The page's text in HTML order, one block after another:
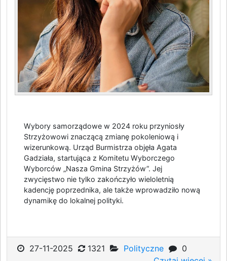
Wybory samorządowe w 2024 roku przyniosły
Strzyżowowi znaczącą zmianę pokoleniową i
wizerunkową. Urząd Burmistrza objęła Agata
Gadziała, startująca z Komitetu Wyborczego
Wyborców „Nasza Gmina Strzyżów”. Jej
zwycięstwo nie tylko zakończyło wieloletnią
kadencję poprzednika, ale także wprowadziło nową
dynamikę do lokalnej polityki.
27-11-2025 1321 Polityczne
0